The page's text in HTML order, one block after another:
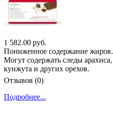
1 582.00 руб.
Пониженное содержание жиров.
Могут содержать следы арахиса,
кунжута и других орехов.
Отзывов (0)
Подробнее...